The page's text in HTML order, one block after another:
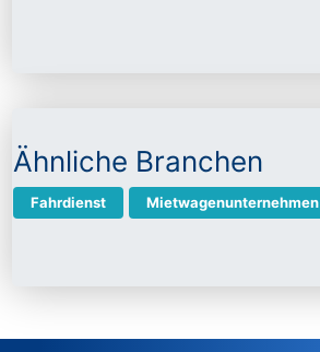
Ähnliche Branchen
Fahrdienst Mietwagenunternehmen